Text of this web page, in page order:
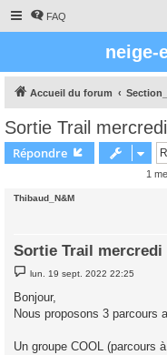
FAQ
neige-
Accueil du forum
Sortie Trail
Répondre
1
Thibaud_N&M
Sortie Trail mercredi
M
e
s
a
lun. 19 sept. 2022 22:25
Bonjour,
Nous proposons 3 parcours
Un groupe COOL (parcours